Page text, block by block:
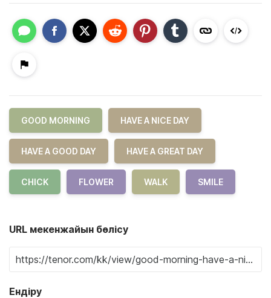
GOOD MORNING HAVE A NICE DAY
HAVE A GOOD DAY HAVE A GREAT DAY
CHICK FLOWER WALK SMILE
URL мекенжайын бөлісу
Ендіру